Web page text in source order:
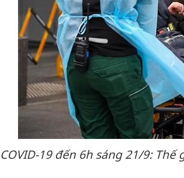
COVID-19 đến 6h sáng 21/9: